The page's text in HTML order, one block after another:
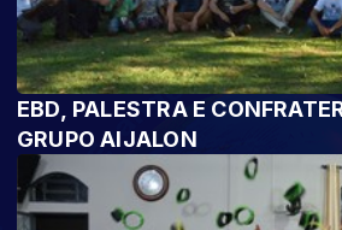
EBD, PALESTRA E
GRUPO AIJALON